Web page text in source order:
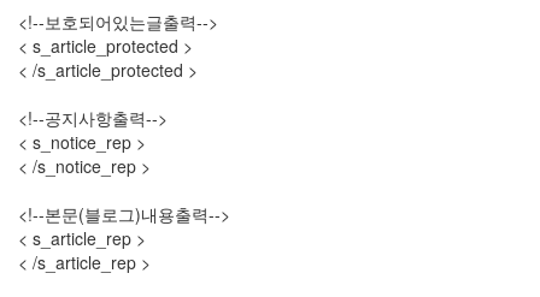
<!--보호되어있는글출력-->
< s_article_protected >
< /s_article_protected >
<!--공지사항출력-->
< s_notice_rep >
< /s_notice_rep >
<!--본문(블로그)내용출력-->
< s_article_rep >
< /s_article_rep >
월
3
2005
10
월
5
2005
년
11
월